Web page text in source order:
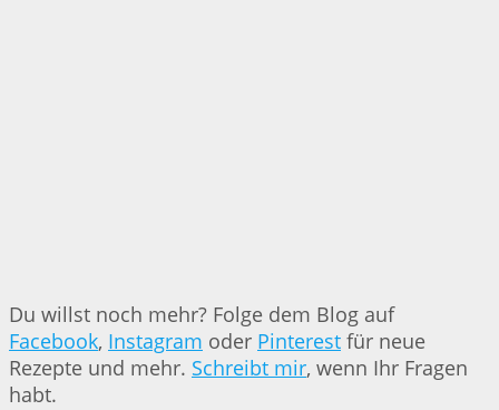
Du willst noch mehr? Folge dem Blog auf
Facebook, Instagram oder Pinterest für neue
Rezepte und mehr. Schreibt mir, wenn Ihr Fragen
habt.